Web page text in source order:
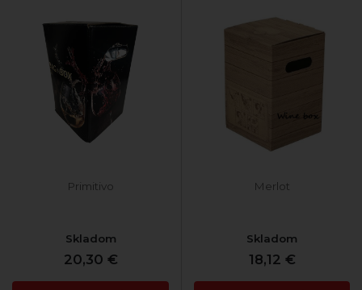
Primitivo
Skladom
20,30 €
Merlot
Skladom
18,12 €